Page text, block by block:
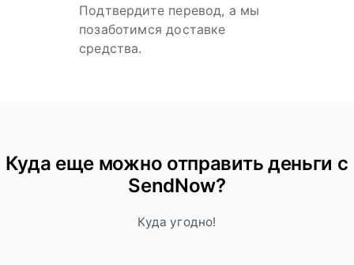
Подтвердите перевод, а мы
позаботимся доставке
средства.
Куда ещe можно отправить деньги с
SendNow?
Куда угодно!